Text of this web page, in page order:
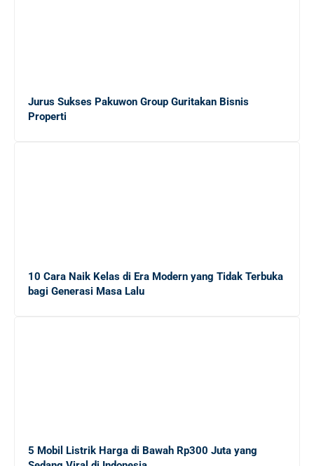
Jurus Sukses Pakuwon Group Guritakan Bisnis
Properti
10 Cara Naik Kelas di Era Modern yang Tidak Terbuka
bagi Generasi Masa Lalu
5 Mobil Listrik Harga di Bawah Rp300 Juta yang